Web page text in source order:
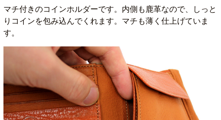
マチ付きのコインホルダーです。内側も鹿革なので、しっと
りコインを包み込んでくれます。マチも薄く仕上げていま
す。